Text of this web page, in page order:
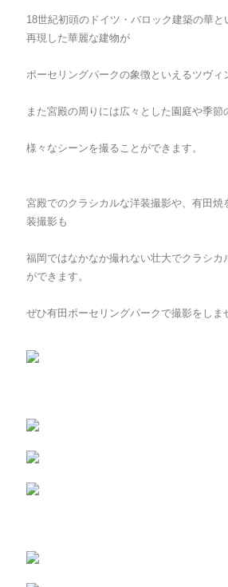
18世紀初頭のドイツ・バロック建築の華
再現した華麗な建物が
ポーセリングパークの象徴といえるツヴィ
また宮殿の周りには広々とした園庭や季節
様々なシーンを撮ることができます。
宮殿でのクラシカルな洋装撮影や、有田焼
装撮影も
福岡ではなかなか撮れない壮大でクラシカ
ができます。
ぜひ有田ポーセリングパークで撮影をしま